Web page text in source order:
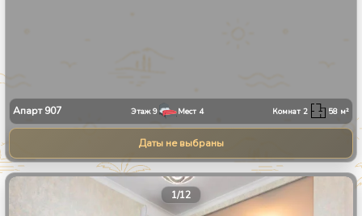
Апарт907 Этаж9 Мест 4 Комнат2 58 м²
Даты не выбраны
1/12